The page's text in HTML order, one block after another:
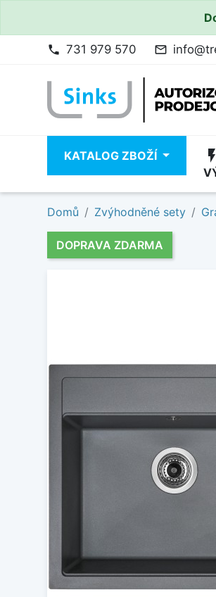
phone 731 979 570 mail_outline
KATALOG ZBOŽÍ flash_on
Domů Zvýhodněné sety
DOPRAVA ZDARMA